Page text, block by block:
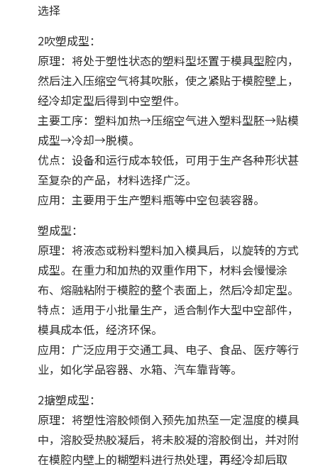
选择
2吹塑成型：
原理：将处于塑性状态的塑料型坯置于模具型腔内，
然后注入压缩空气将其吹胀，使之紧贴于模腔壁上，
经冷却定型后得到中空塑件。
主要工序：塑料加热→压缩空气进入塑料型胚→贴模
成型→冷却→脱模。
优点：设备和运行成本较低，可用于生产各种形状甚
至复杂的产品，材料选择广泛。
应用：主要用于生产塑料瓶等中空包装容器。
塑成型：
原理：将液态或粉料塑料加入模具后，以旋转的方式
成型。在重力和加热的双重作用下，材料会慢慢涂
布、熔融粘附于模腔的整个表面上，然后冷却定型。
特点：适用于小批量生产，适合制作大型中空部件，
模具成本低，经济环保。
应用：广泛应用于交通工具、电子、食品、医疗等行
业，如化学品容器、水箱、汽车靠背等。
2搪塑成型：
原理：将塑性溶胶倾倒入预先加热至一定温度的模具
中，溶胶受热胶凝后，将未胶凝的溶胶倒出，并对附
在模腔内壁上的糊塑料进行热处理，再经冷却后取